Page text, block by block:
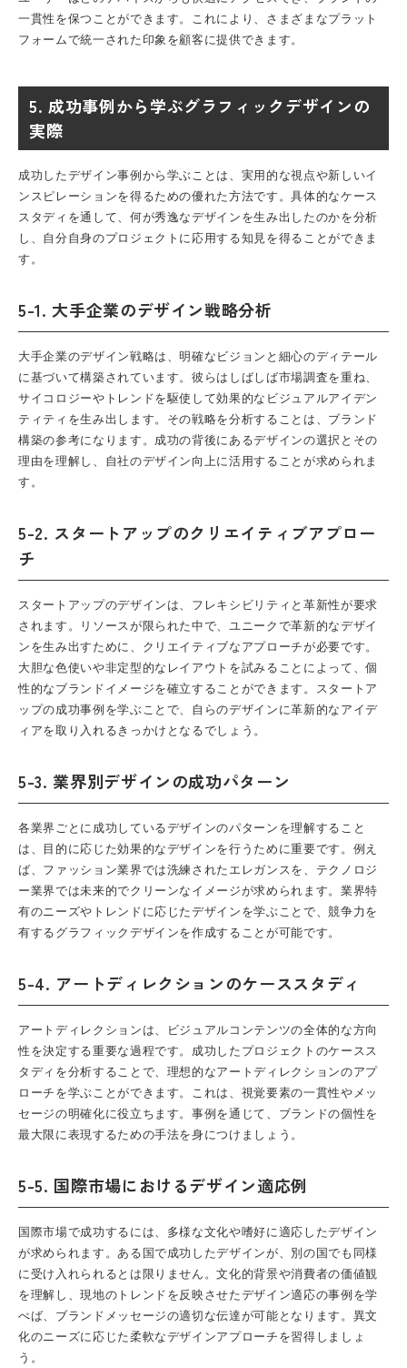
一貫性を保つことができます。これにより、さまざまなプラット
フォームで統一された印象を顧客に提供できます。
5. 成功事例から学ぶグラフィックデザインの
実際
成功したデザイン事例から学ぶことは、実用的な視点や新しいイ
ンスピレーションを得るための優れた方法です。具体的なケース
スタディを通して、何が秀逸なデザインを生み出したのかを分析
し、自分自身のプロジェクトに応用する知見を得ることができま
す。
5-1. 大手企業のデザイン戦略分析
大手企業のデザイン戦略は、明確なビジョンと細心のディテール
に基づいて構築されています。彼らはしばしば市場調査を重ね、
サイコロジーやトレンドを駆使して効果的なビジュアルアイデン
ティティを生み出します。その戦略を分析することは、ブランド
構築の参考になります。成功の背後にあるデザインの選択とその
理由を理解し、自社のデザイン向上に活用することが求められま
す。
5-2. スタートアップのクリエイティブアプロー
チ
スタートアップのデザインは、フレキシビリティと革新性が要求
されます。リソースが限られた中で、ユニークで革新的なデザイ
ンを生み出すために、クリエイティブなアプローチが必要です。
大胆な色使いや非定型的なレイアウトを試みることによって、個
性的なブランドイメージを確立することができます。スタートア
ップの成功事例を学ぶことで、自らのデザインに革新的なアイデ
ィアを取り入れるきっかけとなるでしょう。
5-3. 業界別デザインの成功パターン
各業界ごとに成功しているデザインのパターンを理解すること
は、目的に応じた効果的なデザインを行うために重要です。例え
ば、ファッション業界では洗練されたエレガンスを、テクノロジ
ー業界では未来的でクリーンなイメージが求められます。業界特
有のニーズやトレンドに応じたデザインを学ぶことで、競争力を
有するグラフィックデザインを作成することが可能です。
5-4. アートディレクションのケーススタディ
アートディレクションは、ビジュアルコンテンツの全体的な方向
性を決定する重要な過程です。成功したプロジェクトのケースス
タディを分析することで、理想的なアートディレクションのアプ
ローチを学ぶことができます。これは、視覚要素の一貫性やメッ
セージの明確化に役立ちます。事例を通じて、ブランドの個性を
最大限に表現するための手法を身につけましょう。
5-5. 国際市場におけるデザイン適応例
国際市場で成功するには、多様な文化や嗜好に適応したデザイン
が求められます。ある国で成功したデザインが、別の国でも同様
に受け入れられるとは限りません。文化的背景や消費者の価値観
を理解し、現地のトレンドを反映させたデザイン適応の事例を学
べば、ブランドメッセージの適切な伝達が可能となります。異文
化のニーズに応じた柔軟なデザインアプローチを習得しましょ
う。